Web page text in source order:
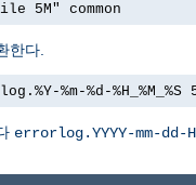
5M" common
한다.
%m-%d-%H_%M_%S
errorlog.YYYY-mm-dd-